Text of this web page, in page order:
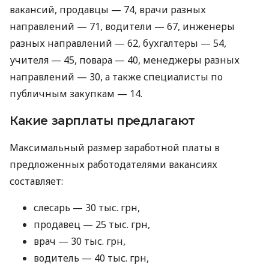
вакансий, продавцы — 74, врачи разных
направлений — 71, водители — 67, инженеры
разных направлений — 62, бухгалтеры — 54,
учителя — 45, повара — 40, менеджеры разных
направлений — 30, а также специалисты по
публичным закупкам — 14.
Какие зарплаты предлагают
Максимальный размер заработной платы в
предложенных работодателями вакансиях
составляет:
слесарь — 30 тыс. грн,
продавец — 25 тыс. грн,
врач — 30 тыс. грн,
водитель — 40 тыс. грн,